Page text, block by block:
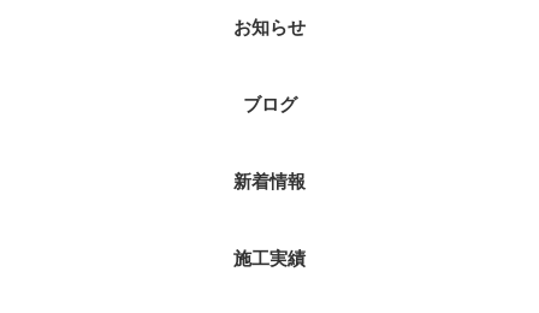
お知らせ
ブログ
新着情報
施工実績